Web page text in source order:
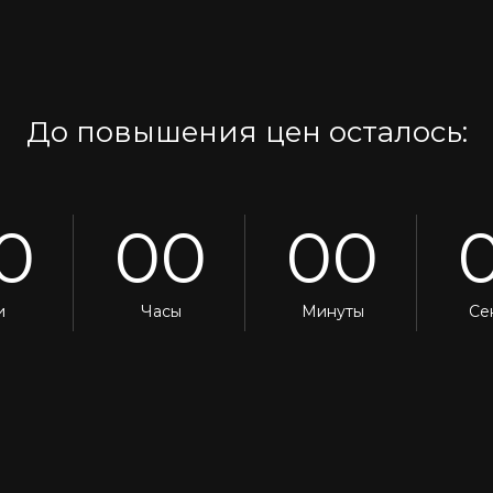
До повышения цен осталось:
00
Часы
00
Минуты